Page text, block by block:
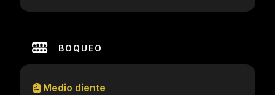
BOQUEO
Medio diente